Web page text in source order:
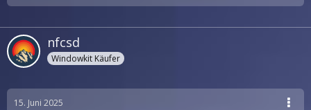
nfcsd
Windowkit Käufer
15. Juni 2025